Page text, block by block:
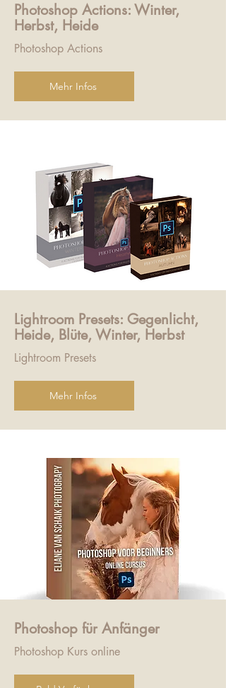
Photoshop Actions: Winter,
Herbst, Heide
Photoshop Actions
Mehr Infos
Lightroom Presets: Gegenlicht,
Heide, Blüte, Winter, Herbst
Lightroom Presets
Mehr Infos
Photoshop für Anfänger
Photoshop Kurs online